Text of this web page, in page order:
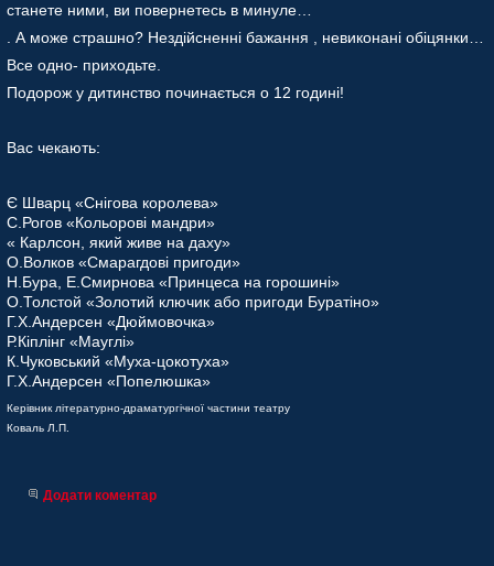
станете ними, ви повернетесь в минуле…
. А може страшно? Нездійсненні бажання , невиконані обіцянки…
Все одно- приходьте.
Подорож у дитинство починається о 12 годині!
Вас чекають:
Є Шварц «Снігова королева»
С.Рогов «Кольорові мандри»
« Карлсон, який живе на даху»
О.Волков «Смарагдові пригоди»
Н.Бура, Е.Смирнова «Принцеса на горошині»
О.Толстой «Золотий ключик або пригоди Буратіно»
Г.Х.Андерсен «Дюймовочка»
Р.Кіплінг «Мауглі»
К.Чуковський «Муха-цокотуха»
Г.Х.Андерсен «Попелюшка»
Керівник літературно-драматургічної частини театру
Коваль Л.П.
Додати коментар